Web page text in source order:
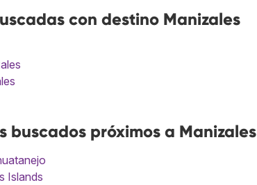
con destino Manizales
buscados próximos a Manizales
Islands